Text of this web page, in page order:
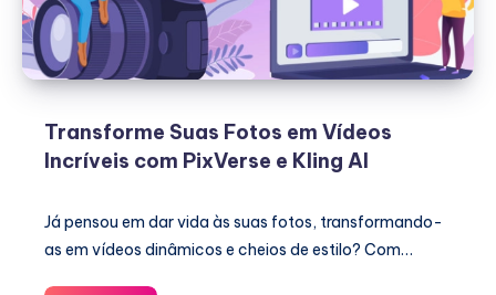
Transforme Suas Fotos em Vídeos
Incríveis com PixVerse e Kling AI
Já pensou em dar vida às suas fotos, transformando-
as em vídeos dinâmicos e cheios de estilo? Com…